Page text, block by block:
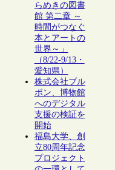
らめきの図書
館 第二章 ～
時間がつなぐ
本とアートの
世界～」
（8/22-9/13・
愛知県）
株式会社ブル
ボン、博物館
へのデジタル
支援の検証を
開始
福島大学、創
立80周年記念
プロジェクト